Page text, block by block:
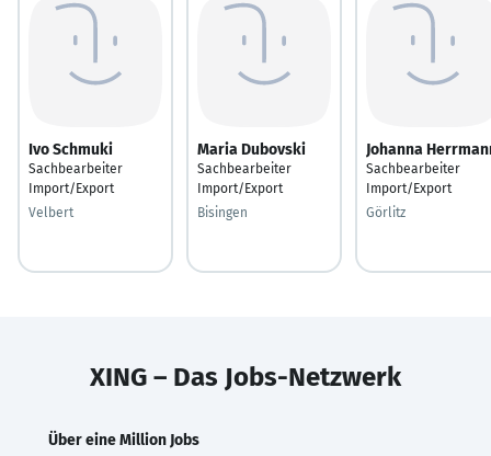
Ivo Schmuki
Sachbearbeiter
Import/Export
Velbert
Maria Dubovski
Sachbearbeiter
Import/Export
Bisingen
Johanna
Sachbearbeiter
Import/Export
Görlitz
XING – Das Jobs-Netzwerk
Über eine Million Jobs